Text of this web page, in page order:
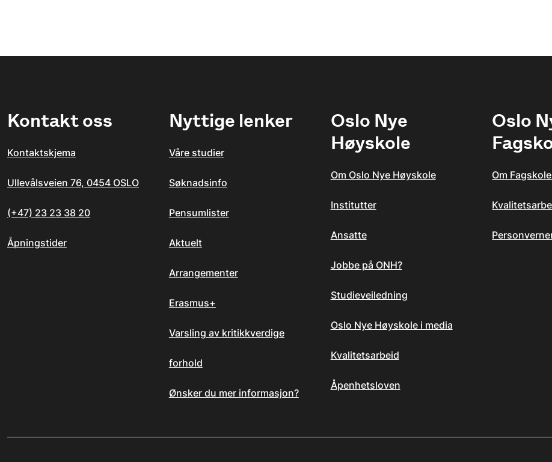
Kontakt oss
Kontaktskjema
Ullevålsveien 76, 0454 OSLO
(+47) 23 23 38 20
Åpningstider
Nyttige lenker
Våre studier
Søknadsinfo
Pensumlister
Aktuelt
Arrangementer
Erasmus+
Varsling av kritikkverdige
forhold
Ønsker du mer informasjon?
Oslo Nye
Høyskole
Om Oslo Nye Høyskole
Institutter
Ansatte
Jobbe på ONH?
Studieveiledning
Oslo Nye Høyskole i media
Kvalitetsarbeid
Åpenhetsloven
Oslo
Om